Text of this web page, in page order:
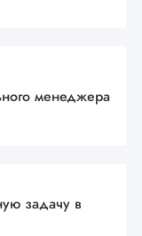
менеджера
задачу в